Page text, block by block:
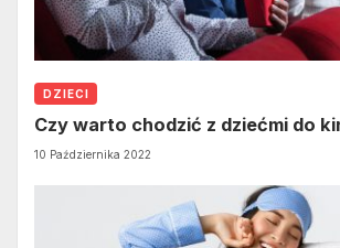
DZIECI
Czy warto chodzić z dziećmi do
10 Października 2022